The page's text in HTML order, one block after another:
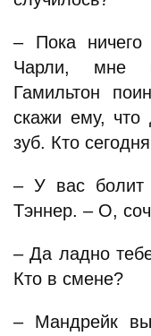
– Пока
Чарли, мне
Гамильтон
скажи ему, что
зуб. Кто
– У вас болит
Тэннер. – О,
– Да ладно
Кто в смене?
– Мандрейк